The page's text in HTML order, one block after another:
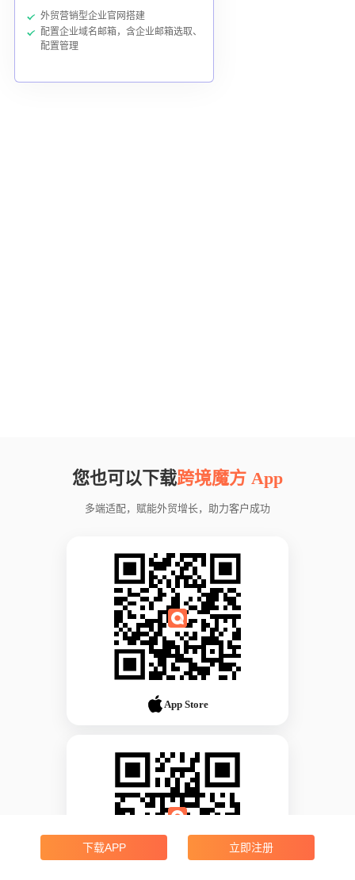
外贸营销型企业官网搭建
配置企业域名邮箱，含企业邮箱选取、
配置管理
您也可以下载跨境魔方 App
多端适配，赋能外贸增长，助力客户成功
App Store
下载APP 立即注册